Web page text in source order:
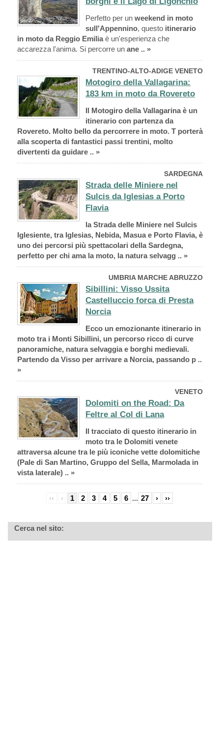
Perfetto per unweekend in moto
sull'Appennino, questo itinerario
in moto da Reggio Emiliaè un'esperienza che
accarezza l'anima. Si percorre un ane .. »
TRENTINO-ALTO-ADIGE VENETO
Motogiro della Vallagarina:
183 km in moto da Rovereto
Il Motogiro della Vallagarina è un
itinerario con partenza da
Rovereto. Molto bello da percorrere in moto. T porterà
alla scoperta di fantastici passi trentini, molto
divertenti da guidare .. »
SARDEGNA
Strada delle Miniere nel
Sulcis da Iglesias a Porto
Flavia
la Strada delle Miniere nel Sulcis
Iglesiente, tra Iglesias, Nebida, Masua e Porto Flavia, è
uno dei percorsi più spettacolari della Sardegna,
perfetto per chi ama la moto, la natura selvagg .. »
UMBRIA MARCHE ABRUZZO
Sibillini: Visso Ussita
Castelluccio forca di Presta
Norcia
Ecco un emozionante itinerario in
moto tra i Monti Sibillini, un percorso ricco di curve
panoramiche, natura selvaggia e borghi medievali.
Partendo da Visso per arrivare a Norcia, passando p ..
»
VENETO
Dolomiti on the Road: Da
Feltre al Col di Lana
Il tracciato di questo itinerario in
moto tra le Dolomiti venete
attraversa alcune tra le più iconiche vette dolomitiche
(Pale di San Martino, Gruppo del Sella, Marmolada in
vista laterale) .. »
‹‹ ‹ 1 2 3 4 5 6 ... 27 › ››
Cerca nel sito: